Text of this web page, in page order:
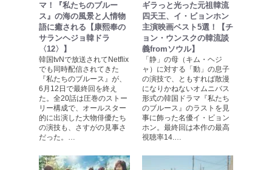
マ！『私たちのブルー
ス』の海の風景と人情物
語に癒される【康熙奉の
サランヘジョ韓ドラ
〈12〉】
韓国tvNで放送されてNetflix
でも同時配信されてきた
『私たちのブルース』が、
6月12日で最終回を終え
た。全20話は圧巻のストー
リー構成で、オールスター
的に出演した大物俳優たち
の演技も、さすがの見事さ
だった。…
ギラっと光った元祖韓流
四天王、イ・ビョンホン
主演映画ベスト5選！【チ
ョン・ウンスクの韓流談
義fromソウル】
「静」の母（キム・ヘジ
ャ）に対する「動」の息子
の演技で、ともすれば散漫
になりかねないオムニバス
形式の韓国ドラマ『私たち
のブルース』のラストを見
事に飾った名優イ・ビョン
ホン。最終回は本作の最高
視聴率14.…